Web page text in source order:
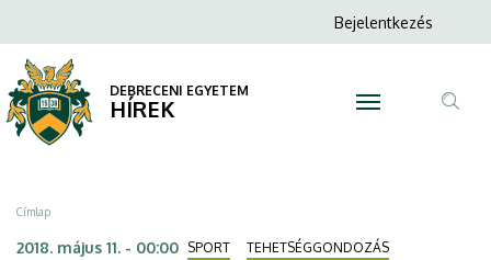
érdemeltek
|
DEBRECENI
EGYETEM
a
tartalomra
Anonim
menüje
Bejelentkezés
DEBRECENI EGYETEM
HÍREK
Morzsa
Címlap
2018. május 11. - 00:00 SPORT TEHETSÉGGONDOZÁS